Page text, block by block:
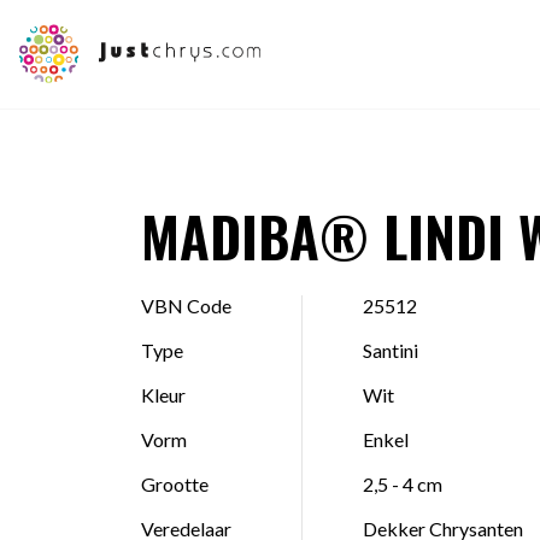
MADIBA® LINDI
VBN Code
25512
Type
Santini
Kleur
Wit
Vorm
Enkel
Grootte
2,5 - 4 cm
Veredelaar
Dekker Chrysanten